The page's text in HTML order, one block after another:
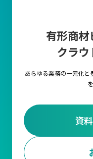
有形商材
クラ
あらゆる業務の一元化と
資